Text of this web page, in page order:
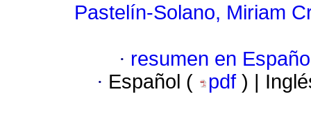
Pastelín-Solano, Miriam
· resumen en
· Español ( pdf ) |